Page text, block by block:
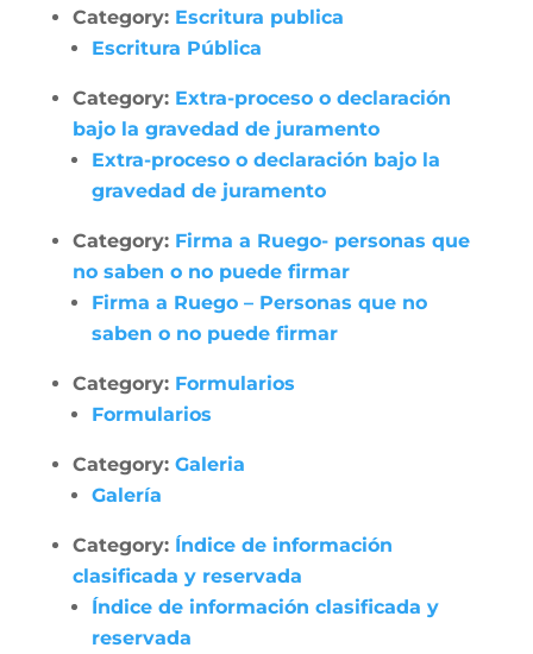
Category: Escritura publica
Escritura Pública
Category: Extra-proceso o declaración
bajo la gravedad de juramento
Extra-proceso o declaración bajo la
gravedad de juramento
Category: Firma a Ruego- personas que
no saben o no puede firmar
Firma a Ruego – Personas que no
saben o no puede firmar
Category: Formularios
Formularios
Category: Galeria
Galería
Category: Índice de información
clasificada y reservada
Índice de información clasificada y
reservada